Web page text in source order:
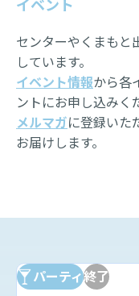
センターやくまもと
しています。
イベント情報から各
ントにお申し込みく
メルマガに登録いた
お届けします。
パーティ終了